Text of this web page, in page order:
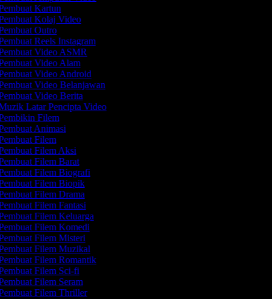
Kartun
Kolaj Video
Outro
Reels Instagram
Video ASMR
Video Alam
Video Android
Video Belanjawan
Video Berita
Latar Pencipta Video
Filem
Animasi
Filem
Filem Aksi
Filem Barat
Filem Biografi
Filem Biopik
Filem Drama
Filem Fantasi
Filem Keluarga
Filem Komedi
Filem Misteri
Filem Muzikal
Filem Romantik
Filem Sci-fi
Filem Seram
Filem Thriller